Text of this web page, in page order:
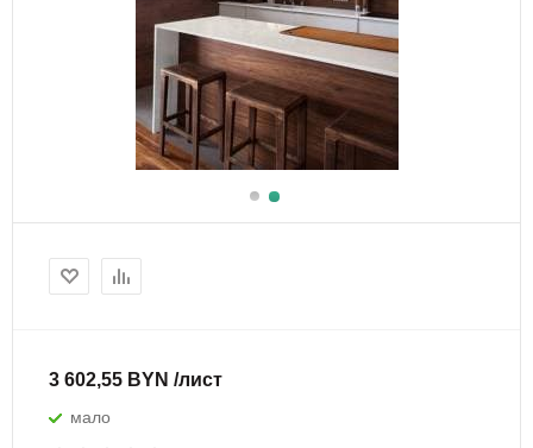
3 602,55 BYN /лист
мало